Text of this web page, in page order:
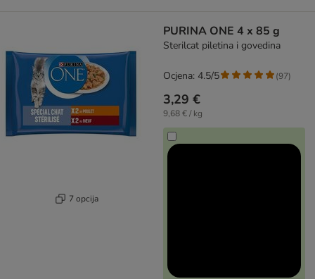
7 opcija
PURINA ONE 4 x 85 g
Sterilcat piletina i govedina
3,29 €
9,68 € / kg
Ocjena: 4.5/5 (97)